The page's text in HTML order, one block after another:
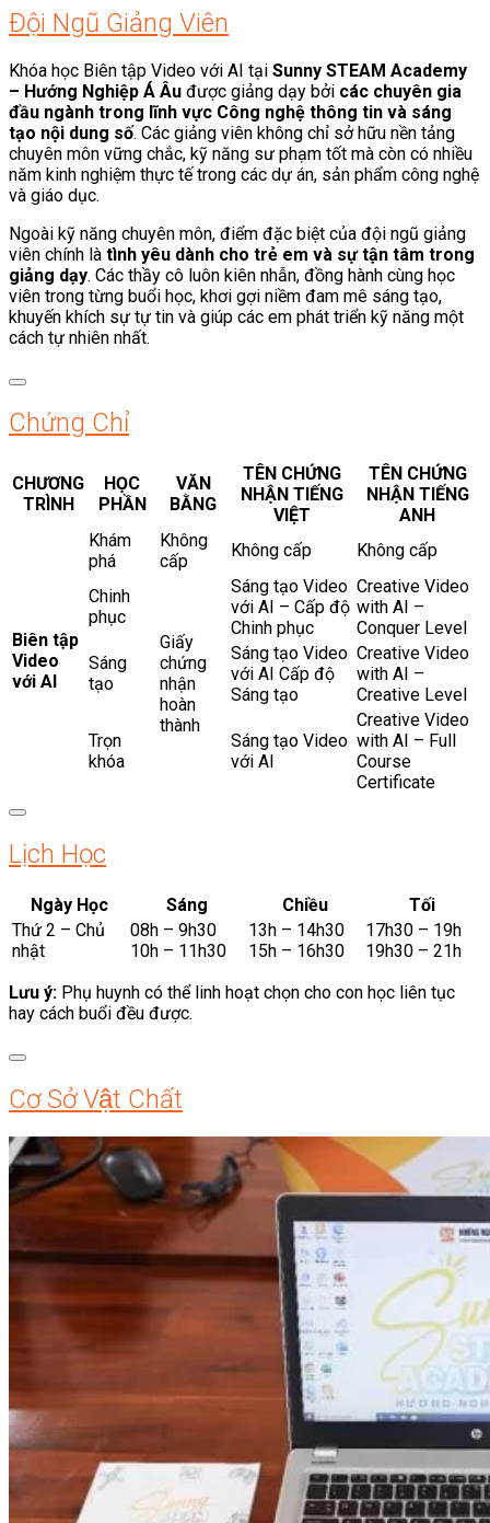
Đội Ngũ Giảng Viên
Khóa học Biên tập Video với AI tại Sunny STEAM Academy
– Hướng Nghiệp Á Âu được giảng dạy bởi các chuyên gia
đầu ngành trong lĩnh vực Công nghệ thông tin và sáng
tạo nội dung số. Các giảng viên không chỉ sở hữu nền tảng
chuyên môn vững chắc, kỹ năng sư phạm tốt mà còn có nhiều
năm kinh nghiệm thực tế trong các dự án, sản phẩm công nghệ
và giáo dục.
Ngoài kỹ năng chuyên môn, điểm đặc biệt của đội ngũ giảng
viên chính là tình yêu dành cho trẻ em và sự tận tâm trong
giảng dạy. Các thầy cô luôn kiên nhẫn, đồng hành cùng học
viên trong từng buổi học, khơi gợi niềm đam mê sáng tạo,
khuyến khích sự tự tin và giúp các em phát triển kỹ năng một
cách tự nhiên nhất.
Chứng Chỉ
CHƯƠNG
TRÌNH
HỌC
PHẦN
VĂN
BẰNG
TÊN CHỨNG
NHẬN TIẾNG
VIỆT
TÊN CHỨNG
NHẬN TIẾNG
ANH
Biên tập
Video
với AI
Khám
phá
Không
cấp
Không cấp Không cấp
Chinh
phục
Giấy
chứng
nhận
hoàn
thành
Sáng tạo Video
với AI – Cấp độ
Chinh phục
Creative Video
with AI –
Conquer Level
Sáng
tạo
Sáng tạo Video
với AI Cấp độ
Sáng tạo
Creative Video
with AI –
Creative Level
Trọn
khóa
Sáng tạo Video
với AI
Creative Video
with AI – Full
Course
Certificate
Lịch Học
Ngày Học Sáng Chiều
Tối
Thứ 2 – Chủ
nhật
08h – 9h30
10h – 11h30
13h – 14h30
15h – 16h30
17h30 – 19h
19h30 – 21h
Lưu ý: Phụ huynh có thể linh hoạt chọn cho con học liên tục
hay cách buổi đều được.
Cơ Sở Vật Chất